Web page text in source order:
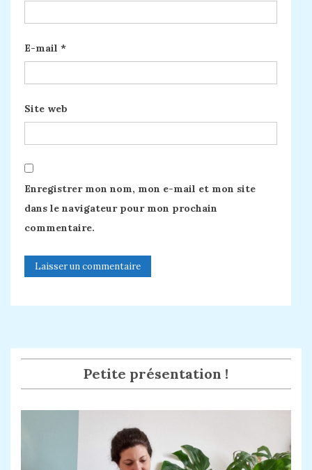
E-mail *
Site web
Enregistrer mon nom, mon e-mail et mon site
dans le navigateur pour mon prochain
commentaire.
Petite présentation !